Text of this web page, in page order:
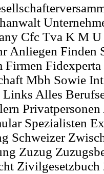
Cfc Tva K M
Anliegen Finden
Firmen Fidexperta
Mbh Sowie
Alles
Spezialisten
Schweizer
Zuzug